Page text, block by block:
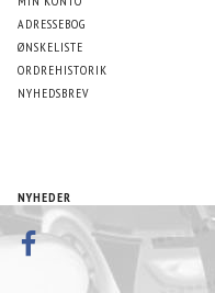
ADRESSEBOG
ØNSKELISTE
ORDREHISTORIK
NYHEDSBREV
NYHEDER